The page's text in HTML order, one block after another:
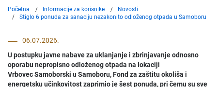
Početna Informacije za korisnike
Novosti
Stiglo 6 ponuda za sanaciju nezakonito odloženog otpada u Samoboru
06.07.2026.
U postupku javne nabave za uklanjanje i zbrinjavanje odnosno
oporabu nepropisno odloženog otpada na lokaciji
VrbovecSamoborski u Samoboru, Fond za zaštitu okoliša i
energetsku učinkovitost zaprimio je šest ponuda, pri čemu su sve